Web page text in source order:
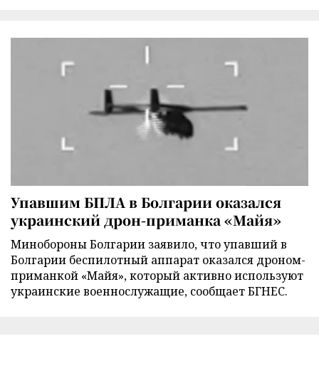
Упавшим БПЛА в Болгарии оказался
украинский дрон-приманка «Майя»
Минобороны Болгарии заявило, что упавший в
Болгарии беспилотный аппарат оказался дроном-
приманкой «Майя», который активно используют
украинские военнослужащие, сообщает БГНЕС.